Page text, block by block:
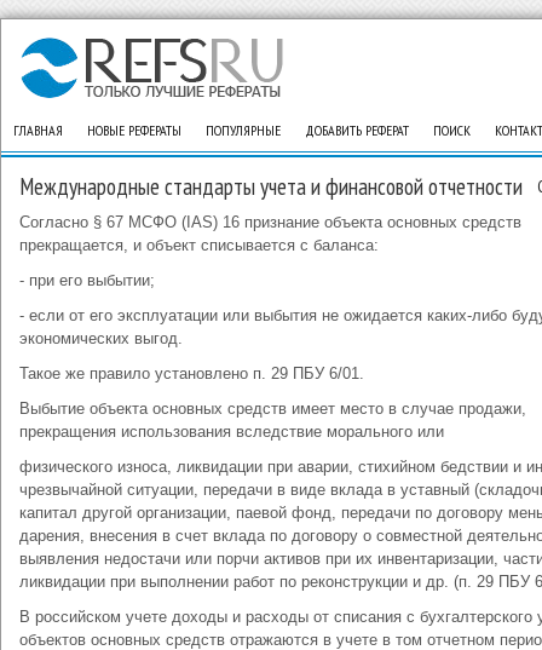
ГЛАВНАЯ НОВЫЕ РЕФЕРАТЫ ПОПУЛЯРНЫЕ ДОБАВИТЬ РЕФЕРАТ ПОИСК
Международные стандарты учета и финансовой отчетности
Согласно § 67 МСФО (IAS) 16 признание объекта основных средств
прекращается, и объект списывается с баланса:
- при его выбытии;
- если от его эксплуатации или выбытия не ожидается каких-либо
экономических выгод.
Такое же правило установлено п. 29 ПБУ 6/01.
Выбытие объекта основных средств имеет место в случае продажи,
прекращения использования вследствие морального или
физического износа, ликвидации при аварии, стихийном бедствии и
чрезвычайной ситуации, передачи в виде вклада в уставный
капитал другой организации, паевой фонд, передачи по договору
дарения, внесения в счет вклада по договору о совместной
выявления недостачи или порчи активов при их инвентаризации,
ликвидации при выполнении работ по реконструкции и др. (п. 29 ПБУ
В российском учете доходы и расходы от списания с бухгалтерского
объектов основных средств отражаются в учете в том отчетном